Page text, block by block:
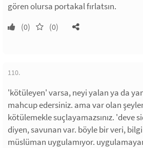
gören olursa portakal fırlatsın.
(0) (0)
110.
'kötüleyen' varsa, neyi yalan ya da
mahcup edersiniz. ama var olan
kötülemekle suçlayamazsınız. 'deve
diyen, savunan var. böyle bir veri,
müslüman uygulamıyor.